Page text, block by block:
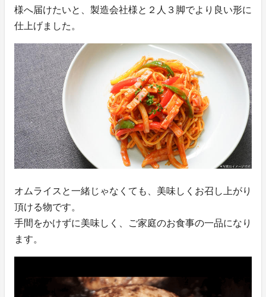
様へ届けたいと、製造会社様と２人３脚でより良い形に
仕上げました。
オムライスと一緒じゃなくても、美味しくお召し上がり
頂ける物です。
手間をかけずに美味しく、ご家庭のお食事の一品になり
ます。